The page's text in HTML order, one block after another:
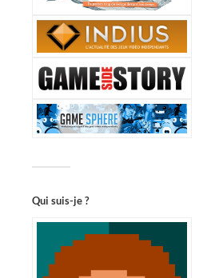
Qui suis-je ?